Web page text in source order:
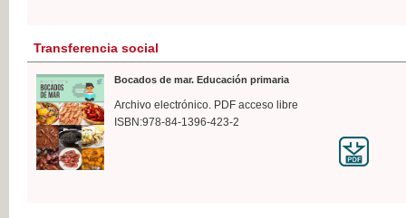
Transferencia social
Bocados de mar. Educación primaria
Archivo electrónico. PDF acceso libre
ISBN:978-84-1396-423-2